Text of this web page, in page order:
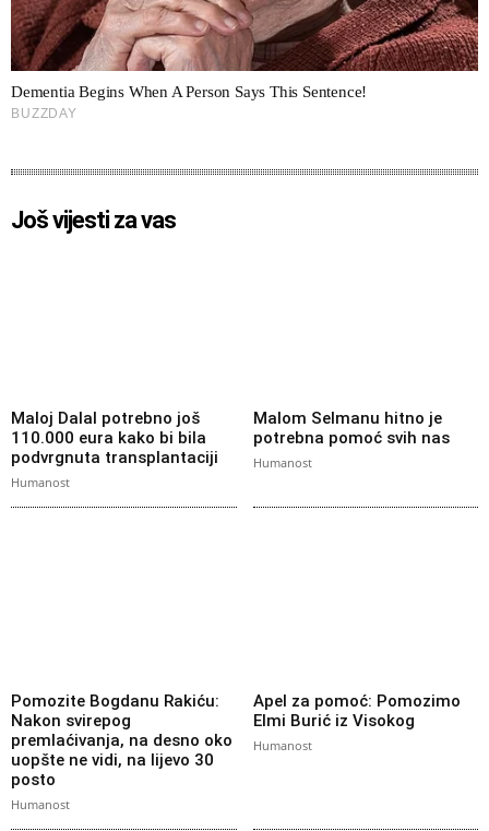
Još vijesti za vas
Maloj Dalal potrebno još
110.000 eura kako bi bila
podvrgnuta transplantaciji
Humanost
Malom Selmanu hitno je
potrebna pomoć svih nas
Humanost
Pomozite Bogdanu Rakiću:
Nakon svirepog
premlaćivanja, na desno oko
uopšte ne vidi, na lijevo 30
posto
Humanost
Apel za pomoć: Pomozimo
Elmi Burić iz Visokog
Humanost